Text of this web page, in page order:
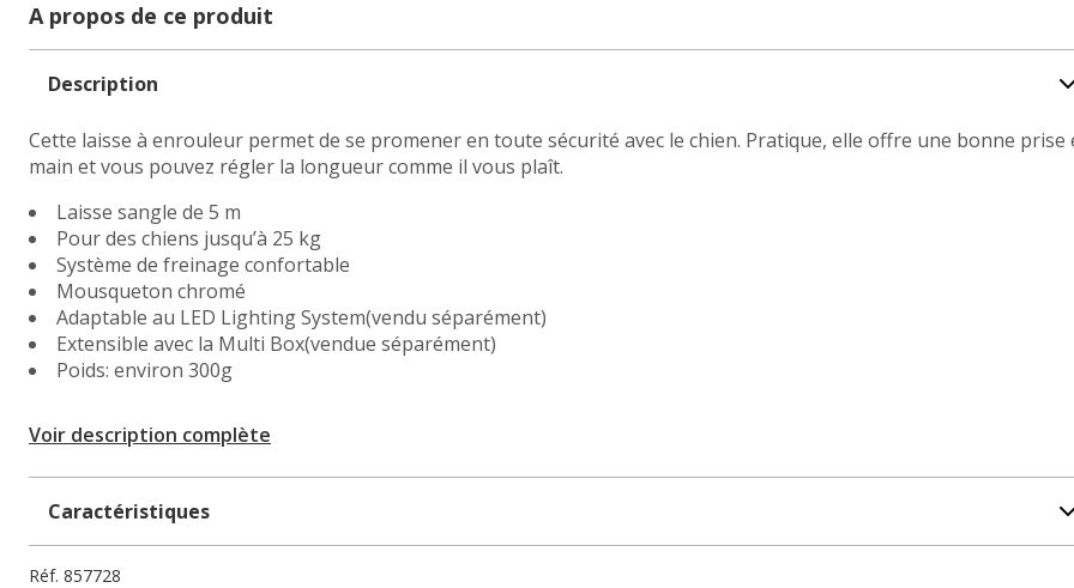
A propos de ce produit
Description
Cette laisse à enrouleur permet de se promener en toute sécurité avec le chien. Pratique, elle offre une bonne prise
main et vous pouvez régler la longueur comme il vous plaît.
Laisse sangle de 5 m
Pour des chiens jusqu’à 25 kg
Système de freinage confortable
Mousqueton chromé
Adaptable au LED Lighting System(vendu séparément)
Extensible avec la Multi Box(vendue séparément)
Poids: environ 300g
Voir description complète
Caractéristiques
Réf. 857728